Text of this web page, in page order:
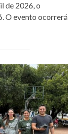
de 2026, o
O evento ocorrerá